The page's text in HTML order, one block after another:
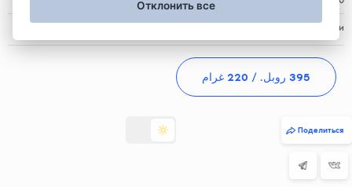
Описание: Салат с курицей и овощами
395 روبل. / 220 غرام
Поделиться
Отклонить все